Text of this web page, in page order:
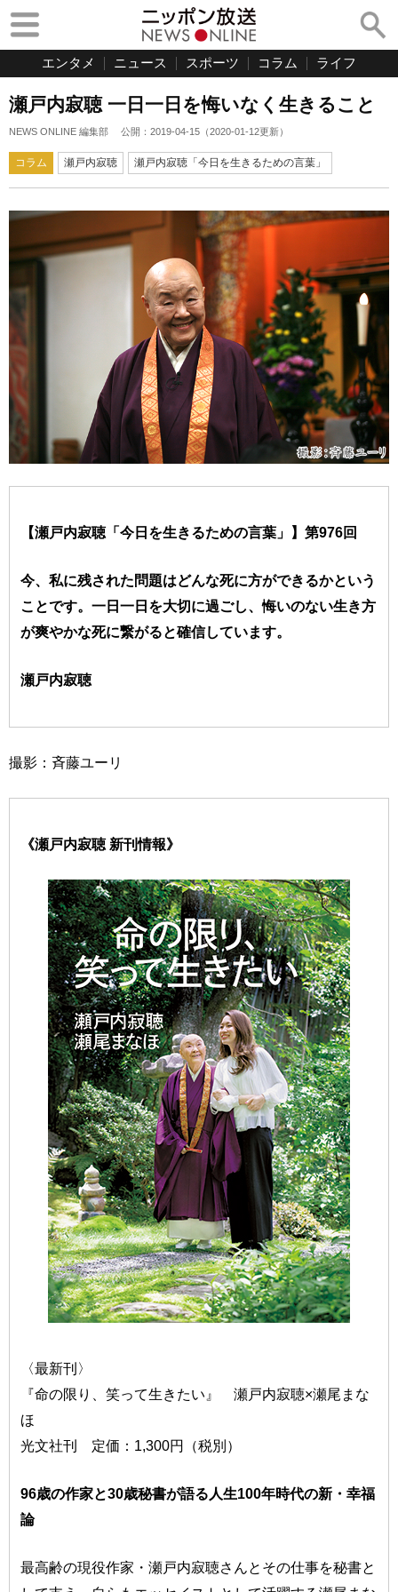
エンタメ ニュース スポーツ コラム ライフ
瀬戸内寂聴 一日一日を悔いなく生きること
NEWS ONLINE 編集部 公開： 2019-04-15 （2020-01-12更新）
コラム 瀬戸内寂聴 瀬戸内寂聴「今日を生きるための言葉」
【瀬戸内寂聴「今日を生きるための言葉」】第976回
今、私に残された問題はどんな死に方ができるかという
ことです。一日一日を大切に過ごし、悔いのない生き方
が爽やかな死に繋がると確信しています。
瀬戸内寂聴
撮影：斉藤ユーリ
《瀬戸内寂聴 新刊情報》
〈最新刊〉
『命の限り、笑って生きたい』 瀬戸内寂聴×瀬尾まな
ほ
光文社刊 定価：1,300円（税別）
96歳の作家と30歳秘書が語る人生100年時代の新・幸福
論
最高齢の現役作家・瀬戸内寂聴さんとその仕事を秘書と